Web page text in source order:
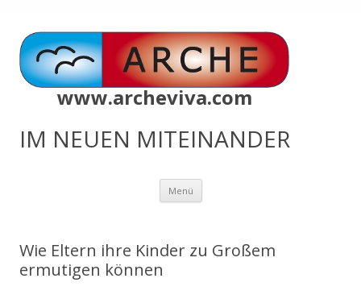
www.archeviva.com
IM NEUEN MITEINANDER
Menü Zum
springen
Wie Eltern ihre Kinder zu Großem
ermutigen können